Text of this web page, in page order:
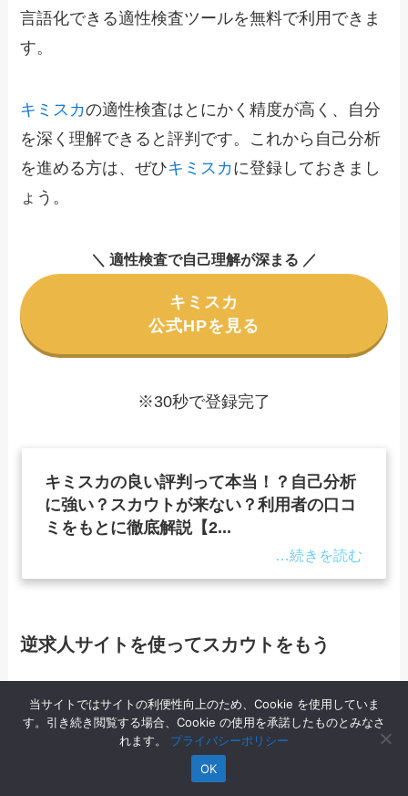
言語化できる適性検査ツールを無料で利用できま
す。
キミスカの適性検査はとにかく精度が高く、自分
を深く理解できると評判です。これから自己分析
を進める方は、ぜひキミスカに登録しておきまし
ょう。
＼ 適性検査で自己理解が深まる ／
キミスカ
公式HPを見る
※30秒で登録完了
キミスカの良い評判って本当！？自己分析
に強い？スカウトが来ない？利用者の口コ
ミをもとに徹底解説【2...
逆求人サイトを使ってスカウトをもう
当サイトではサイトの利便性向上のため、Cookie を使用していま
す。引き続き閲覧する場合、Cookie の使用を承諾したものとみなさ
れます。 プライバシーポリシー
OK